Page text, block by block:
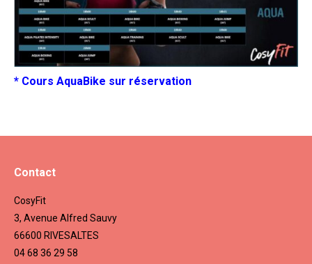
* Cours AquaBike sur réservation
Contact
CosyFit
3, Avenue Alfred Sauvy
66600 RIVESALTES
04 68 36 29 58